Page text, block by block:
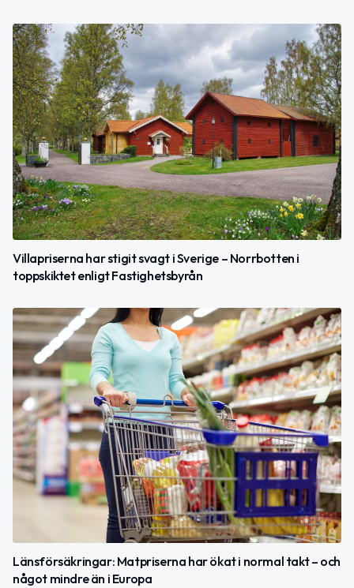
Villapriserna har stigit svagt i Sverige – Norrbotten i
toppskiktet enligt Fastighetsbyrån
Länsförsäkringar: Matpriserna har ökat i normal takt – och
något mindre än i Europa